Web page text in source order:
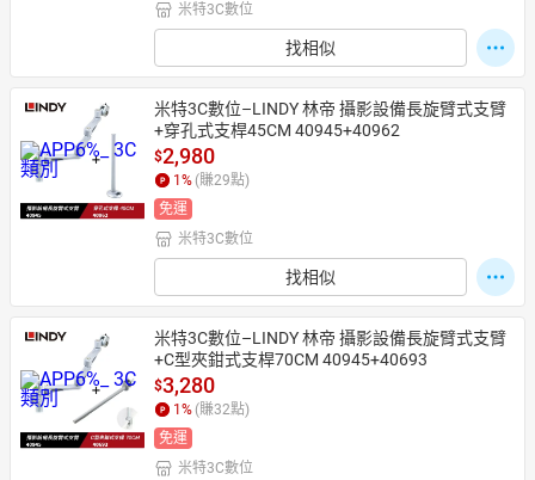
米特3C數位
找相似
米特3C數位–LINDY 林帝 攝影設備長旋臂式支臂
+穿孔式支桿45CM 40945+40962
$2,980
1 % (賺29點)
免運
米特3C數位
找相似
米特3C數位–LINDY 林帝 攝影設備長旋臂式支臂
+C型夾鉗式支桿70CM 40945+40693
$3,280
1 % (賺32點)
免運
米特3C數位